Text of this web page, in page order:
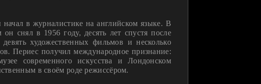
в журналистике на английском языке. В
снял в 1956 году, десять лет спустя после
художественных фильмов и несколько
Периес получил международное признание:
современного искусства и Лондонском
в своём роде режиссёром.